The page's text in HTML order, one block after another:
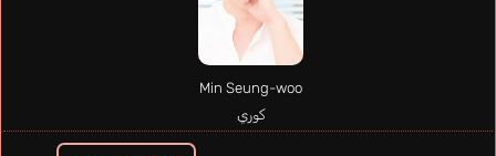
Min Seung-woo
كوري